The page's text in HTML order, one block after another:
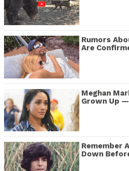
Rumors
Are
Meghan
Grown Up
Remember
Down